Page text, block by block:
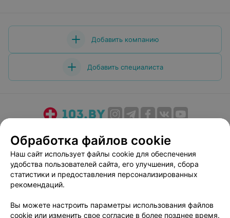
Добавить компанию
Добавить специалиста
Медицинский маркетинг
Публичный договор
Пользовательское соглашение
Способы оплаты
Вакансии
Партнеры
Написать руководителю 103.by
Персональные настройки cookie
Обработка файлов cookie
Наш сайт использует файлы cookie для обеспечения
удобства пользователей сайта, его улучшения, сбора
статистики и предоставления персонализированных
рекомендаций.
Вы можете настроить параметры использования файлов
cookie или изменить свое согласие в более позднее время.